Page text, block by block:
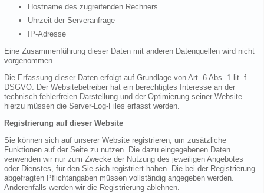
Hostname des zugreifenden Rechners
Uhrzeit der Serveranfrage
IP-Adresse
Eine Zusammenführung dieser Daten mit anderen Datenquellen wird nicht
vorgenommen.
Die Erfassung dieser Daten erfolgt auf Grundlage von Art. 6 Abs. 1 lit. f
DSGVO. Der Websitebetreiber hat ein berechtigtes Interesse an der
technisch fehlerfreien Darstellung und der Optimierung seiner Website –
hierzu müssen die Server-Log-Files erfasst werden.
Registrierung auf dieser Website
Sie können sich auf unserer Website registrieren, um zusätzliche
Funktionen auf der Seite zu nutzen. Die dazu eingegebenen Daten
verwenden wir nur zum Zwecke der Nutzung des jeweiligen Angebotes
oder Dienstes, für den Sie sich registriert haben. Die bei der Registrierung
abgefragten Pflichtangaben müssen vollständig angegeben werden.
Anderenfalls werden wir die Registrierung ablehnen.